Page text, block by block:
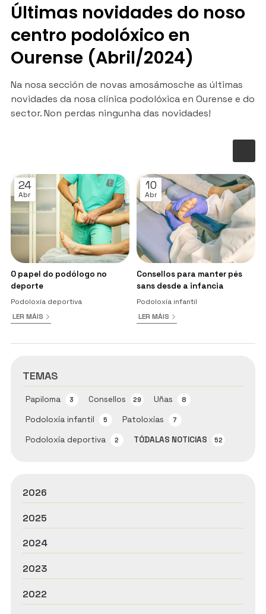
Últimas novidades do noso
centro podolóxico en
Ourense (Abril/2024)
Na nosa sección de novas amosámosche as últimas
novidades da nosa clínica podolóxica en Ourense e do
sector. Non perdas ningunha das novidades!
TEMAS
TÓDALAS NOTICIAS 52
Papiloma 3 Consellos 29 Uñas 8
Podoloxía infantil 5 Patoloxías 7
Podoloxía deportiva 2
24
Abr
O papel do podólogo no
deporte
Podoloxía deportiva
LER MÁIS
10
Abr
Consellos para manter pés
sans desde a infancia
Podoloxía infantil
LER MÁIS
2026
2025
2024
2023
2022